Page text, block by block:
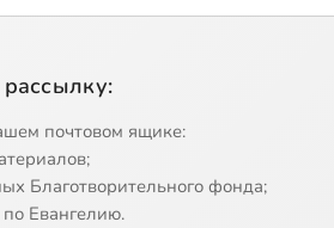
почтовом ящике:
Благотворительного фонда;
Евангелию.